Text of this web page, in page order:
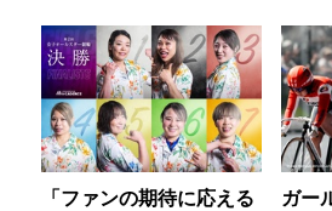
「ファンの期待に応える
ガー